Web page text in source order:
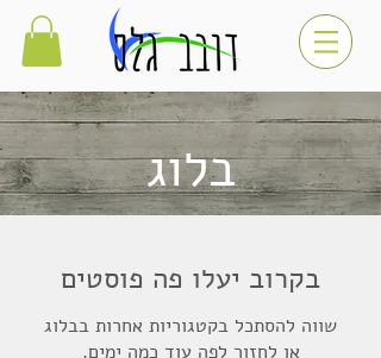
בלוג
בקרוב יעלו פה פוסטים
שווה להסתכל בקטגוריות אחרות בבלוג
או לחזור לפה עוד כמה ימים.